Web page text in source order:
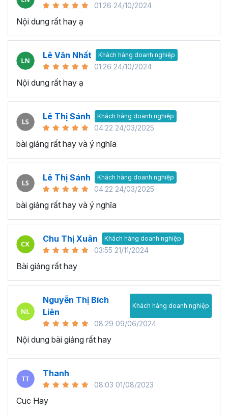
01:26 24/10/2024
Nội dung rất hay ạ
Lê Văn Nhất Khách hàng doanh nghiệp
01:26 24/10/2024
Nội dung rất hay ạ
Lê Thị Sánh Khách hàng doanh nghiệp
04:22 24/03/2025
bài giảng rất hay và ý nghĩa
Lê Thị Sánh Khách hàng doanh nghiệp
04:22 24/03/2025
bài giảng rất hay và ý nghĩa
Chu Thị Xuân Khách hàng doanh nghiệp
03:55 21/11/2024
Bài giảng rất hay
Nguyễn Thị Bích
Liên
Khách hàng doanh nghiệp
08:29 09/06/2024
Nội dung bài giảng rất hay
Thanh
08:03 01/08/2023
Cuc Hay